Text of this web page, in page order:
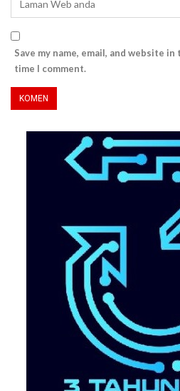
Save my name, email, and website
time I comment.